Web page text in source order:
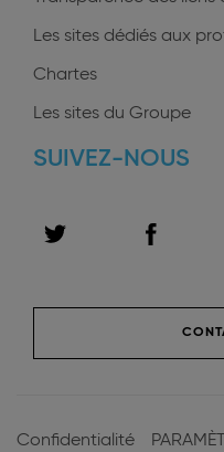
Les sites dédiés aux
Chartes
Les sites du Groupe
SUIVEZ-NOUS
menu
Confidentialité